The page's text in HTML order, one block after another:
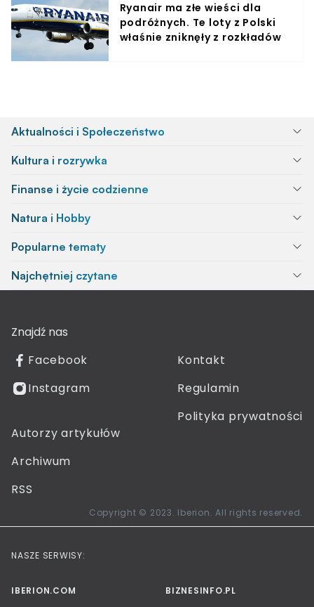
Ryanair ma złe wieści dla
podróżnych. Te loty z Polski
właśnie zniknęły z rozkładów
Aktualności i Społeczeństwo
Kultura i rozrywka
Finanse i życie codzienne
Natura i Hobby
Popularne tematy
Najchętniej czytane
Znajdź nas
Facebook
Instagram
Kontakt
Regulamin
Polityka prywatności
Autorzy artykułów
Archiwum
RSS
Copyright © 2023. Iberion. All rights reserved.
NASZE SERWISY:
IBERION.COM BIZNESINFO.PL